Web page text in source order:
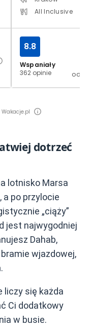
All Inclusive
Wspaniały
362 opinie
8.8
od
dotrzeć
lotnisko Marsa
po przylocie
„ciąży”
jest najwygodniej
Dahab,
wjazdowej,
liczy się każda
Ci dodatkowy
w busie.